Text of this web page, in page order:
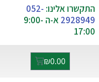
התקשרו אלינו: 052-
2928949
א-ה 9:00-
17:00
₪0.00